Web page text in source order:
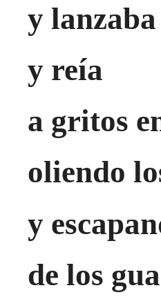
y
y reía
a gritos
oliendo
y
de los